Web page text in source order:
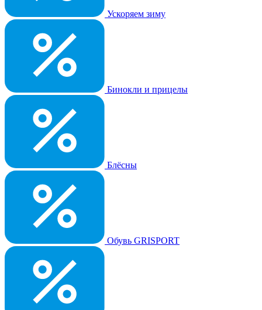
Ускоряем зиму
Бинокли и прицелы
Блёсны
Обувь GRISPORT